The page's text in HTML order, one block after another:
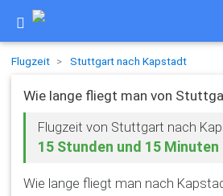
Flugzeit Stuttgart nach Kapstadt
Wie lange fliegt man von
Flugzeit von Stuttgart nach
15 Stunden und 15 Minuten
Wie lange fliegt man nach